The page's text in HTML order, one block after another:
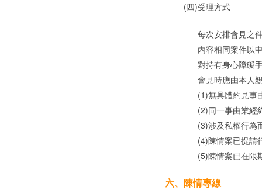
(四)受理方式
每次安排會見之
內容相同案件以
對持有身心障礙
會見時應由本人
(1)無具體約見事
(2)同一事由業經
(3)涉及私權行為
(4)陳情案已提請
(5)陳情案已在限
六、 陳情專線